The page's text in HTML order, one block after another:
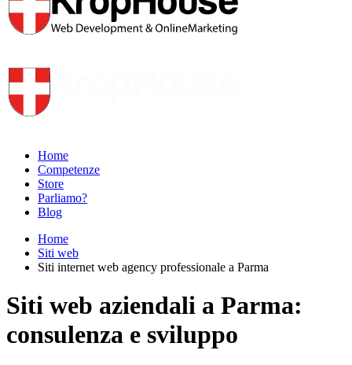
Home
Competenze
Store
Parliamo?
Blog
Home
Siti web
Siti internet web agency professionale a Parma
Siti web aziendali a Parma:
consulenza e sviluppo